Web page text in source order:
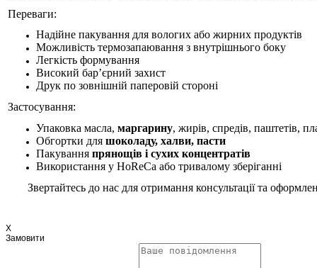
Переваги:
Надійне пакування для вологих або жирних продуктів
Можливість термозапаювання з внутрішнього боку
Легкість формування
Високий бар’єрний захист
Друк по зовнішній паперовій стороні
Застосування:
Упаковка масла, маргарину, жирів, спредів, паштетів,
Обгортки для шоколаду, халви, пасти
Пакування прянощів і сухих концентратів
Використання у HoReCa або тривалому зберіганні
Звертайтесь до нас для отримання консультації та
X
Замовити